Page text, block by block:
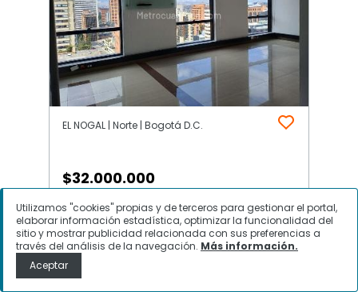
EL NOGAL | Norte | Bogotá D.C.
$32.000.000
Oficina en Arriendo, EL NOGAL,
Bogotá D.C.
Utilizamos "cookies" propias y de terceros para gestionar el portal,
elaborar información estadística, optimizar la funcionalidad del
sitio y mostrar publicidad relacionada con sus preferencias a
través del análisis de la navegación. Más información.
Aceptar